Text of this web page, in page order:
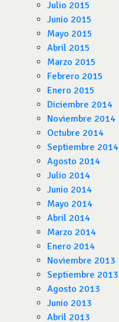
Julio 2015
Junio 2015
Mayo 2015
Abril 2015
Marzo 2015
Febrero 2015
Enero 2015
Diciembre 2014
Noviembre 2014
Octubre 2014
Septiembre 2014
Agosto 2014
Julio 2014
Junio 2014
Mayo 2014
Abril 2014
Marzo 2014
Enero 2014
Noviembre 2013
Septiembre 2013
Agosto 2013
Junio 2013
Abril 2013